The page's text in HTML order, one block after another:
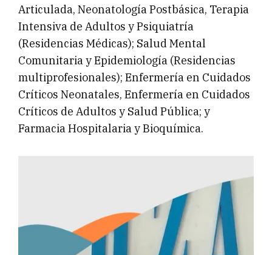
Articulada, Neonatología Postbásica, Terapia
Intensiva de Adultos y Psiquiatría
(Residencias Médicas); Salud Mental
Comunitaria y Epidemiología (Residencias
multiprofesionales); Enfermería en Cuidados
Críticos Neonatales, Enfermería en Cuidados
Críticos de Adultos y Salud Pública; y
Farmacia Hospitalaria y Bioquímica.